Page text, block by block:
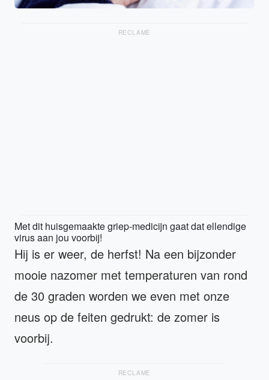
RECLAME
Met dit huisgemaakte griep-medicijn gaat dat ellendige
virus aan jou voorbij!
Hij is er weer, de herfst! Na een bijzonder
mooie nazomer met temperaturen van rond
de 30 graden worden we even met onze
neus op de feiten gedrukt: de zomer is
voorbij.
RECLAME